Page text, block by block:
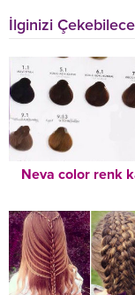
İlginizi
Neva color renk